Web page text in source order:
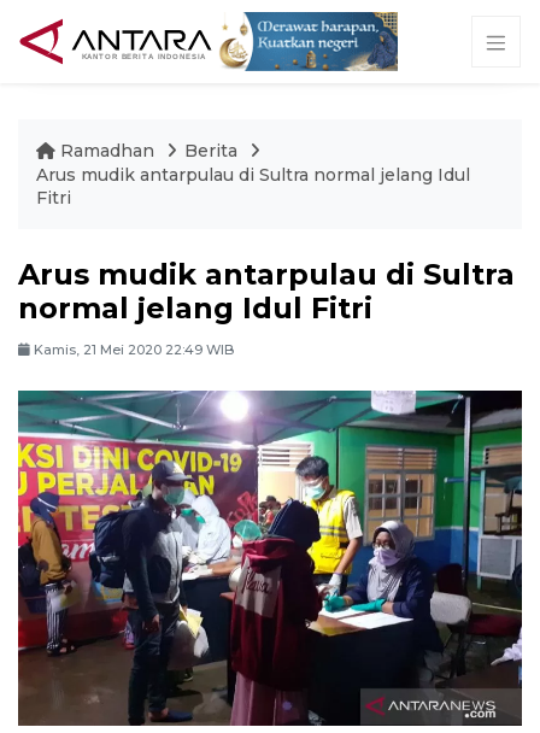
Ramadhan
Berita
Arus mudik antarpulau di Sultra normal jelang Idul
Fitri
Arus mudik antarpulau di Sultra
normal jelang Idul Fitri
Kamis, 21 Mei 2020 22:49 WIB